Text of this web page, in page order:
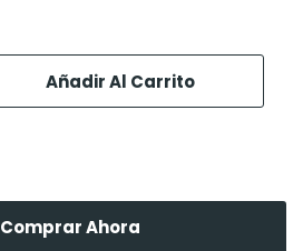
Añadir Al Carrito
Comprar Ahora